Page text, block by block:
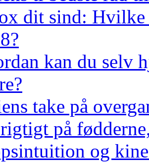
dit sind:
kan du selv
take på
på
og